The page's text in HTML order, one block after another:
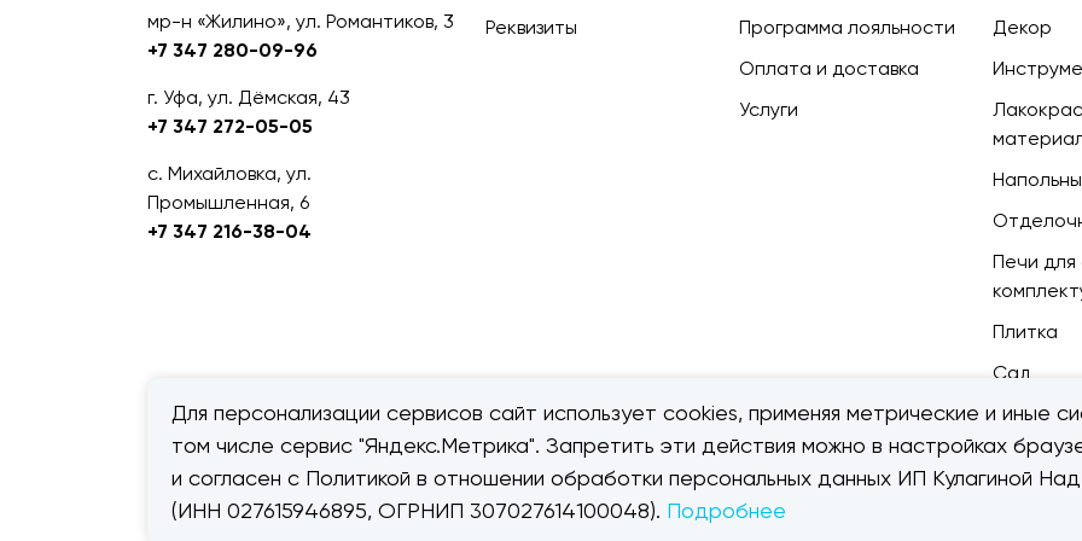
Для персонализации сервисов сайт использует cookies, применяя метрические и иные
том числе сервис "Яндекс.Метрика". Запретить эти действия можно в настройках
и согласен с Политикой в отношении обработки персональных данных ИП Кулагиной
(ИНН 027615946895, ОГРНИП 307027614100048). Подробнее
мр-н «Жилино», ул. Романтиков, 3
+7 347 280-09-96
г. Уфа, ул. Дёмская, 43
+7 347 272-05-05
с. Михайловка, ул.
Промышленная, 6
+7 347 216-38-04
Реквизиты
Программа лояльности
Оплата и доставка
Услуги
Декор
Печи для
Плитка
Сад
© 2026 — «Дачник».Правовая
информация